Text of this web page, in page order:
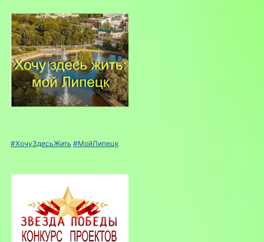
#ХочуЗдесьЖить #МойЛипецк